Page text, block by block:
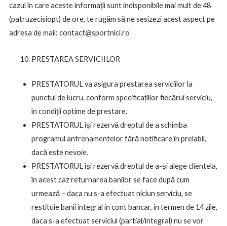
cazul în care aceste informații sunt indisponibile mai mult de 48
(patruzecisiopt) de ore, te rugăm să ne sesizezi acest aspect pe
adresa de mail: contact@sportnici.ro
PRESTAREA SERVICIILOR
PRESTATORUL va asigura prestarea serviciilor la
punctul de lucru, conform specificațiilor fiecărui serviciu,
în condiții optime de prestare.
PRESTATORUL își rezervă dreptul de a schimba
programul antrenamentelor fără notificare în prelabil,
dacă este nevoie.
PRESTATORUL își rezervă dreptul de a-și alege clientela,
în acest caz returnarea banilor se face după cum
urmează – daca nu s-a efectuat niciun serviciu, se
restituie banii integral in cont bancar, in termen de 14 zile,
daca s-a efectuat serviciul (partial/integral) nu se vor